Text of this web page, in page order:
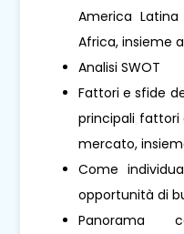
America
Africa, insieme
Analisi SWOT
Fattori e sfide
principali fattori
mercato,
Come
opportunità di
Panorama